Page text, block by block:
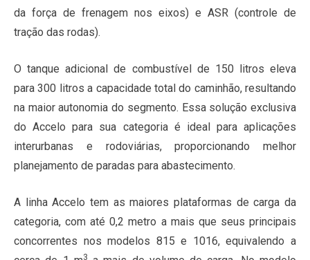
da força de frenagem nos eixos) e ASR (controle de
tração das rodas).
O tanque adicional de combustível de 150 litros eleva
para 300 litros a capacidade total do caminhão, resultando
na maior autonomia do segmento. Essa solução exclusiva
do Accelo para sua categoria é ideal para aplicações
interurbanas e rodoviárias, proporcionando melhor
planejamento de paradas para abastecimento.
A linha Accelo tem as maiores plataformas de carga da
categoria, com até 0,2 metro a mais que seus principais
concorrentes nos modelos 815 e 1016, equivalendo a
3